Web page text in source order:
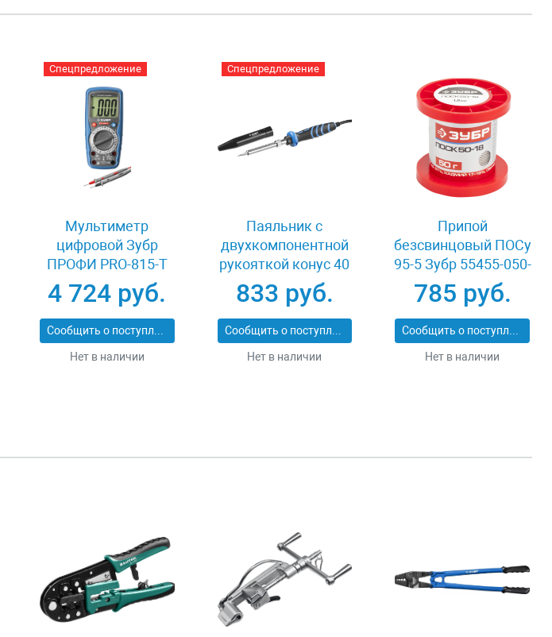
Спецпредложение
Мультиметр
цифровой Зубр
ПРОФИ PRO-815-Т
59815-T
4 724 руб.
Сообщить о поступлении
Нет в наличии
Спецпредложение
Паяльник с
двухкомпонентной
рукояткой конус 40
Вт Зубр ПРОФИ
55413-40
833 руб.
Сообщить о поступлении
Нет в наличии
Припой
безсвинцовый ПОСу
95-5 Зубр 55455-050-
10
785 руб.
Сообщить о поступлении
Нет в наличии